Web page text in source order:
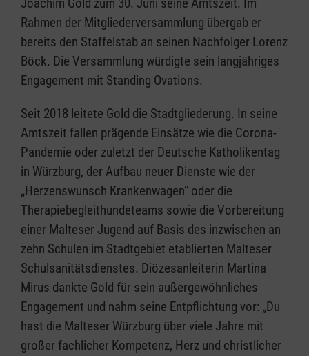
Rahmen der Mitgliederversammlung übergab er
bereits den Staffelstab an seinen Nachfolger Lorenz
Böck. Die Versammlung würdigte sein langjähriges
Engagement mit Standing Ovations.
Seit 2018 leitete Gold die Stadtgliederung. In seine
Amtszeit fallen prägende Einsätze wie die Corona-
Pandemie oder zuletzt der Deutsche Katholikentag
in Würzburg, der Aufbau neuer Dienste wie der
„Herzenswunsch Krankenwagen“ oder die
Therapiebegleithundeteams sowie die Vorbereitung
einer Malteser Jugend auf Basis des inzwischen an
zehn Schulen im Stadtgebiet etablierten Malteser
Schulsanitätsdienstes. Diözesanleiterin Martina
Mirus dankte Gold für sein außergewöhnliches
Engagement und nahm seine Entpflichtung vor: „Du
hast die Malteser Würzburg über viele Jahre mit
großer fachlicher Kompetenz, Herz und christlicher